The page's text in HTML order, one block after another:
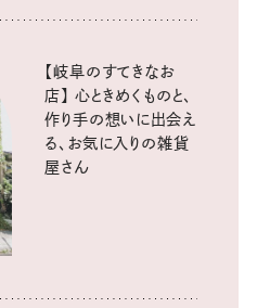
【岐阜のすてきなお
店】 心ときめくものと、
作り手の想いに出会え
る、お気に入りの雑貨
屋さん